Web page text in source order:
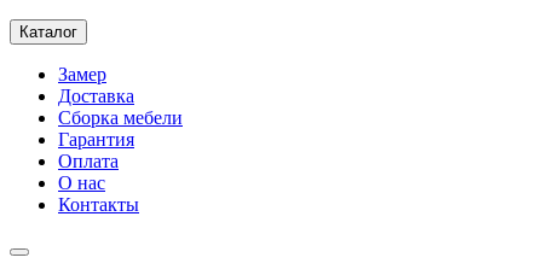
Каталог
Замер
Доставка
Сборка мебели
Гарантия
Оплата
О нас
Контакты